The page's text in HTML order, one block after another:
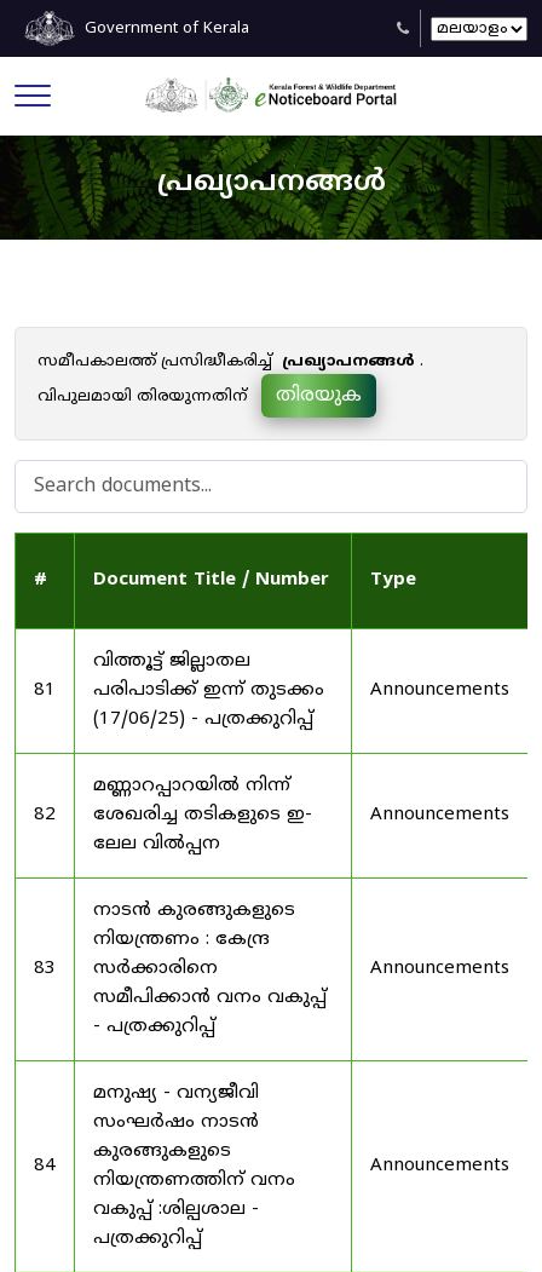
Government of Kerala
പ്രഖ്യാപനങ്ങൾ
സമീപകാലത്ത് പ്രസിദ്ധീകരിച്ച് പ്രഖ്യാപനങ്ങൾ .
വിപുലമായി തിരയുന്നതിന്
തിരയുക
# Document Title / Number Type
81
വിത്തൂട്ട് ജില്ലാതല
പരിപാടിക്ക് ഇന്ന് തുടക്കം
(17/06/25) - പത്രക്കുറിപ്പ്
Announcements
82
മണ്ണാറപ്പാറയിൽ നിന്ന്
ശേഖരിച്ച തടികളുടെ ഇ-
ലേല വിൽപ്പന
Announcements
83
നാടൻ കുരങ്ങുകളുടെ
നിയന്ത്രണം : കേന്ദ്ര
സർക്കാരിനെ
സമീപിക്കാൻ വനം വകുപ്പ്
- പത്രക്കുറിപ്പ്
Announcements
84
മനുഷ്യ - വന്യജീവി
സംഘർഷം നാടൻ
കുരങ്ങുകളുടെ
നിയന്ത്രണത്തിന് വനം
വകുപ്പ് :ശില്പശാല -
പത്രക്കുറിപ്പ്
Announcements